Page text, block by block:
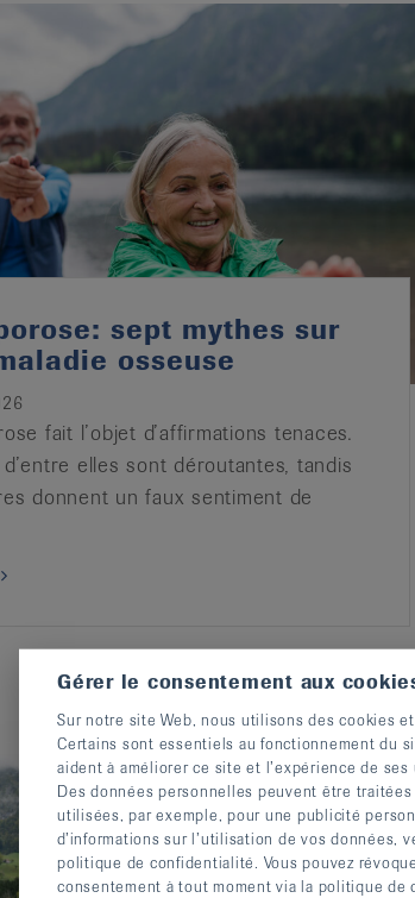
sept mythes sur
osseuse
fait l’objet d’affirmations tenaces.
elles sont déroutantes, tandis
donnent un faux sentiment de
Gérer le consentement aux
Sur notre site Web, nous utilisons des cookies
Certains sont essentiels au fonctionnement du
aident à améliorer ce site et l’expérience de
Des données personnelles peuvent être
utilisées, par exemple, pour une publicité
d’informations sur l’utilisation de vos données,
politique de confidentialité. Vous pouvez
consentement à tout moment via la politique de